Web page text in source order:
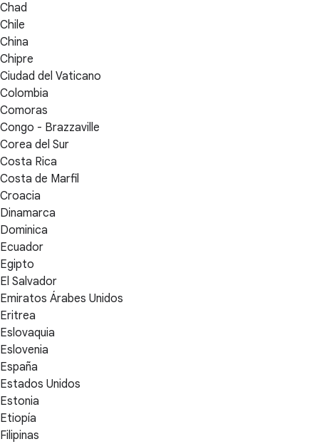
Chad
Chile
China
Chipre
Ciudad del Vaticano
Colombia
Comoras
Congo - Brazzaville
Corea del Sur
Costa Rica
Costa de Marfil
Croacia
Dinamarca
Dominica
Ecuador
Egipto
El Salvador
Emiratos Árabes Unidos
Eritrea
Eslovaquia
Eslovenia
España
Estados Unidos
Estonia
Etiopía
Filipinas